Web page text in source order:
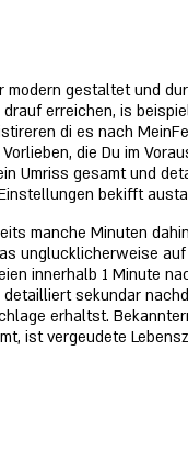
gestaltet und
erreichen, is
di es nach
die Du im
Umriss gesamt und
bekifft
manche Minuten
unglucklicherweise
innerhalb 1 Minute
sekundar
erhaltst.
ist vergeudete